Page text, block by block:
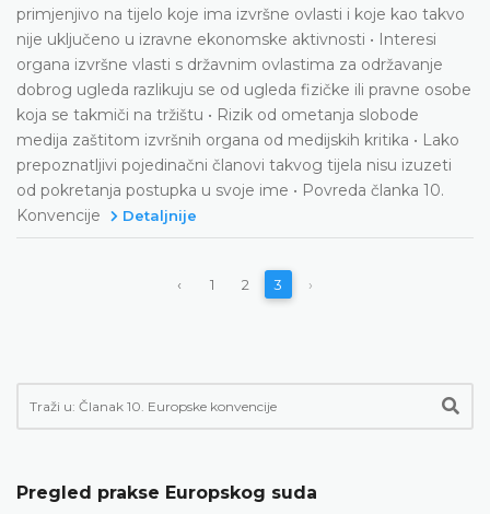
primjenjivo na tijelo koje ima izvršne ovlasti i koje kao takvo
nije uključeno u izravne ekonomske aktivnosti • Interesi
organa izvršne vlasti s državnim ovlastima za održavanje
dobrog ugleda razlikuju se od ugleda fizičke ili pravne osobe
koja se takmiči na tržištu • Rizik od ometanja slobode
medija zaštitom izvršnih organa od medijskih kritika • Lako
prepoznatljivi pojedinačni članovi takvog tijela nisu izuzeti
od pokretanja postupka u svoje ime • Povreda članka 10.
Konvencije
Detaljnije
‹ 1 2 3 ›
Pregled prakse Europskog suda